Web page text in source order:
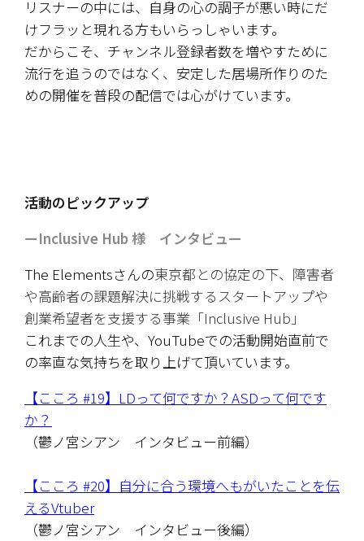
リスナーの中には、自身の心の調子が悪い時にだ
けフラッと現れる方もいらっしゃいます。
だからこそ、チャンネル登録者数を増やすために
流行を追うのではなく、安定した居場所作りのた
めの開催を普段の配信では心がけています。
活動のピックアップ
ーInclusive Hub 様　インタビュー
The Elementsさんの東京都との協定の下、障害者
や高齢者の課題解決に挑戦するスタートアップや
創業希望者を支援する事業「Inclusive Hub」
これまでの人生や、YouTubeでの活動開始直前で
の率直な気持ちを取り上げて頂いています。
【こころ #19】LDって何ですか？ASDって何です
か？
（鬱ノ宮シアン　インタビュー前編）
【こころ #20】自分に合う環境へもがいたことを伝
えるVtuber
（鬱ノ宮シアン　インタビュー後編）